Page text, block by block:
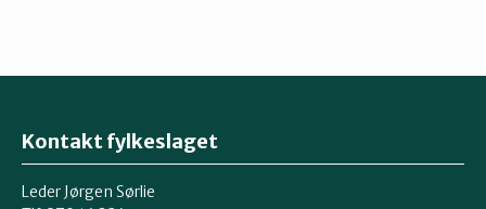
Kontakt fylkeslaget
Leder Jørgen Sørlie